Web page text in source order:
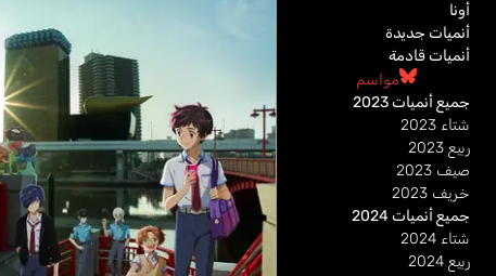
أونا
أنميات جديدة
أنميات قادمة
مواسم
جميع أنميات 2023
شتاء 2023
ربيع 2023
صيف 2023
خريف 2023
جميع أنميات 2024
شتاء 2024
ربيع 2024